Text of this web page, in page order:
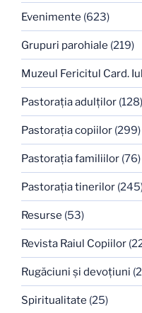
Evenimente (623)
Grupuri parohiale (219)
Muzeul Fericitul Card.
Pastoraţia adulţilor (128)
Pastoraţia copiilor (299)
Pastoraţia familiilor (76)
Pastoraţia tinerilor
Resurse (53)
Revista Raiul Copiilor
Rugăciuni şi devoţiuni
Spiritualitate (25)